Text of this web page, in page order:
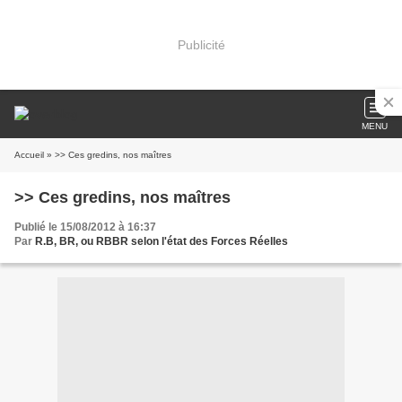
Publicité
MENU
Accueil » >> Ces gredins, nos maîtres
>> Ces gredins, nos maîtres
Publié le 15/08/2012 à 16:37
Par R.B, BR, ou RBBR selon l'état des Forces Réelles